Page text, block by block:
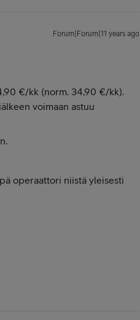
Forum|Forum|11 years ago
€/kk (norm. 34,90 €/kk).
voimaan astuu
operaattori niistä yleisesti